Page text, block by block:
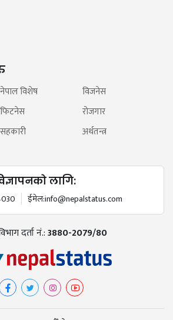
नेपाल विशेष
विजनेस
फिटनेस
रोजगार
सहकारी
अर्थतन्त्र
लागि:
ईमेल:info@nepalstatus.com
दर्ता नं.:3880-2079/80